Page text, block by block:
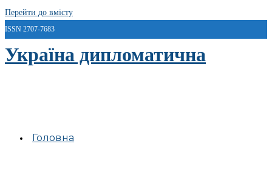
Перейти до вмісту
ISSN 2707-7683
Україна дипломатична
Головна